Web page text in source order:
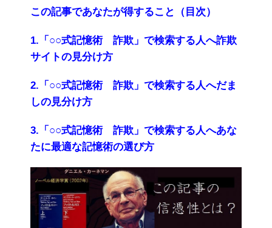
この記事であなたが得すること（目次）
1.「○○式記憶術 詐欺」で検索する人へ詐欺
サイトの見分け方
2.「○○式記憶術 詐欺」で検索する人へだま
しの見分け方
3.「○○式記憶術 詐欺」で検索する人へあな
たに最適な記憶術の選び方